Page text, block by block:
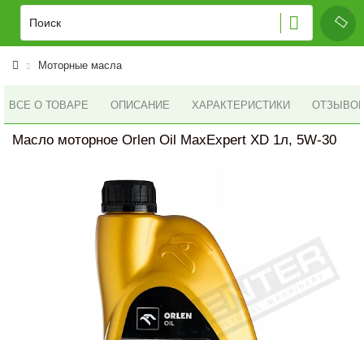
Моторные масла
ВСЕ О ТОВАРЕ ОПИСАНИЕ ХАРАКТЕРИСТИКИ ОТЗЫВОВ
Масло моторное Orlen Oil MaxExpert XD 1л, 5W-30